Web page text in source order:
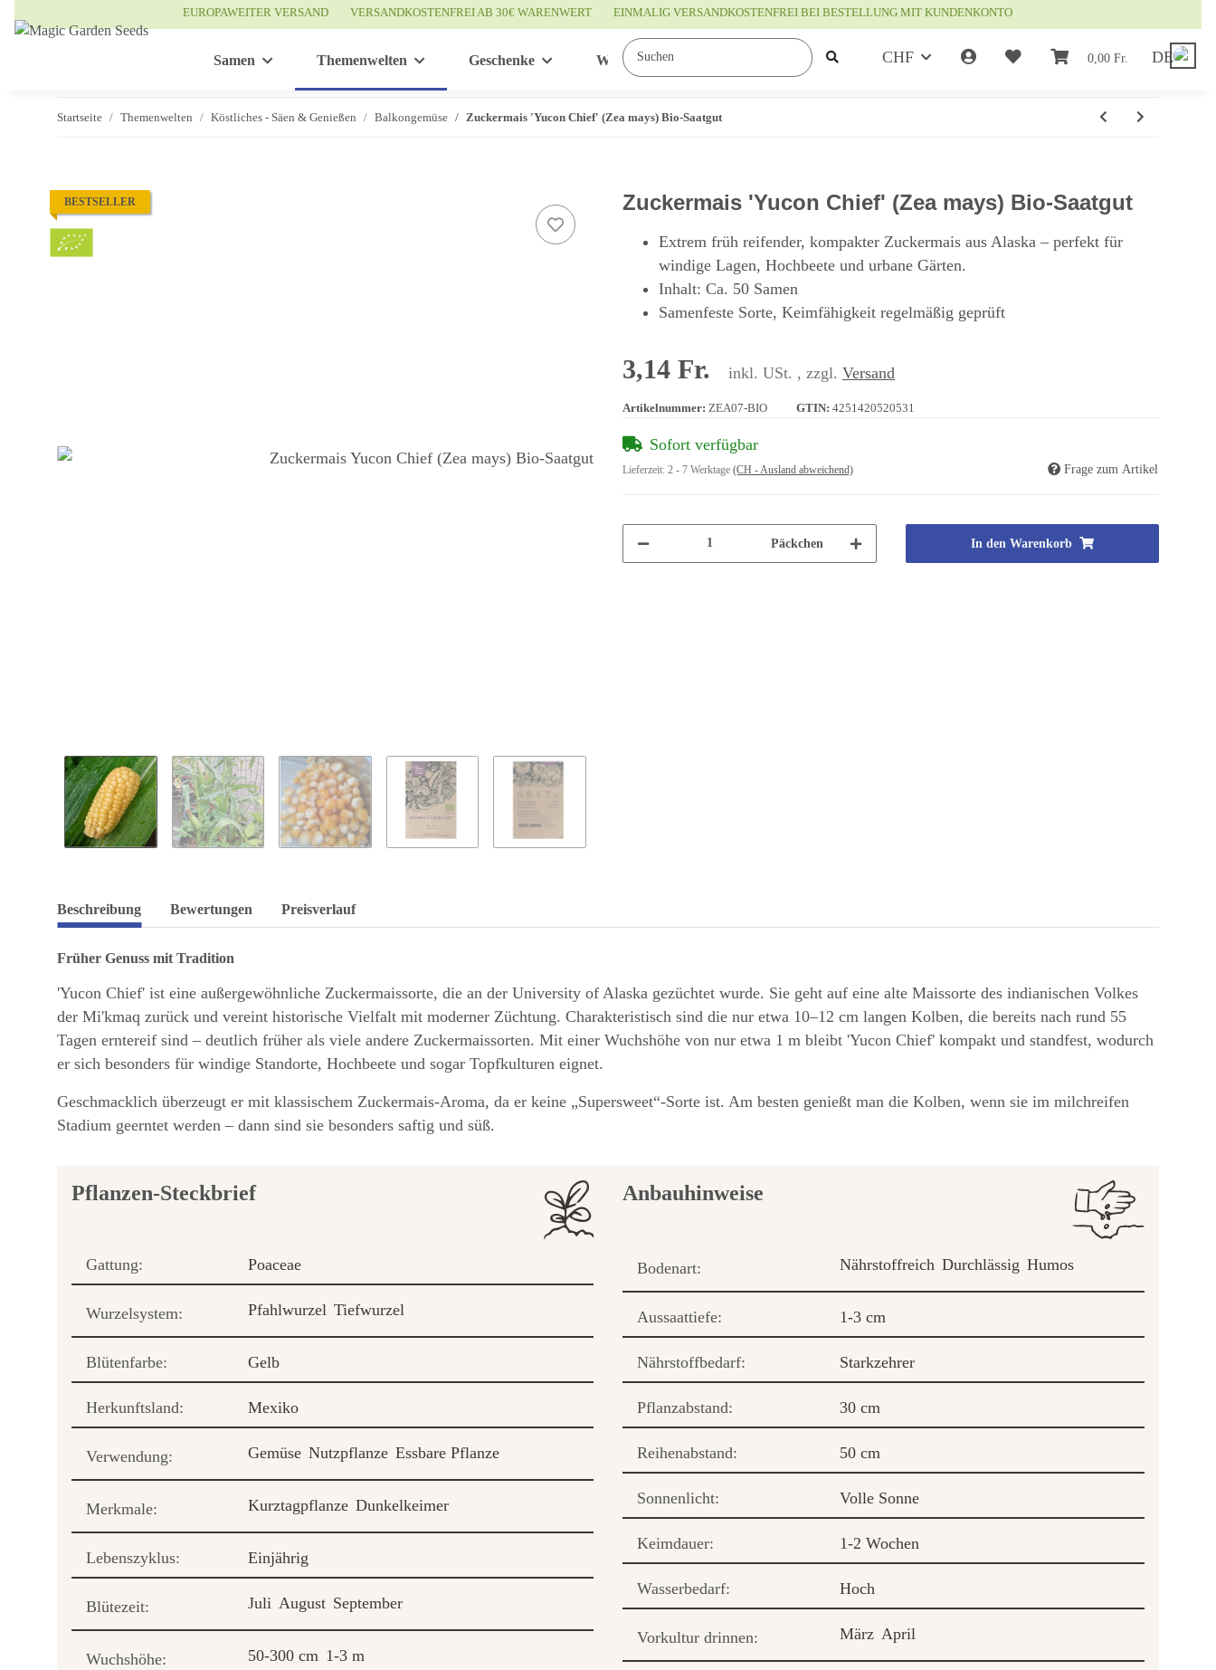
EUROPAWEITER VERSAND VERSANDKOSTENFREI AB 30€ WARENWERT EINMALIG VERSANDKOSTENFREI BEI BESTELLUNG MIT KUNDENKONTO
CHF 0,00 Fr. DE
Samen Themenwelten Geschenke Wissenswertes
Startseite Themenwelten Köstliches - Säen & Genießen Balkongemüse Zuckermais 'Yucon Chief' (Zea mays) Bio-Saatgut
BESTSELLER Zuckermais 'Yucon Chief' (Zea mays) Bio-Saatgut
Extrem früh reifender, kompakter Zuckermais aus Alaska – perfekt für
windige Lagen, Hochbeete und urbane Gärten.
Inhalt: Ca. 50 Samen
Samenfeste Sorte, Keimfähigkeit regelmäßig geprüft
3,14 Fr. inkl. USt. , zzgl. Versand
Artikelnummer: ZEA07-BIO GTIN: 4251420520531
Sofort verfügbar
Lieferzeit: 2 - 7 Werktage (CH - Ausland abweichend) Frage zum Artikel
Päckchen In den Warenkorb
Beschreibung Bewertungen Preisverlauf
Früher Genuss mit Tradition
'Yucon Chief' ist eine außergewöhnliche Zuckermaissorte, die an der University of Alaska gezüchtet wurde. Sie geht auf eine alte Maissorte des indianischen Volkes
der Mi'kmaq zurück und vereint historische Vielfalt mit moderner Züchtung. Charakteristisch sind die nur etwa 10–12 cm langen Kolben, die bereits nach rund 55
Tagen erntereif sind – deutlich früher als viele andere Zuckermaissorten. Mit einer Wuchshöhe von nur etwa 1 m bleibt 'Yucon Chief' kompakt und standfest, wodurch
er sich besonders für windige Standorte, Hochbeete und sogar Topfkulturen eignet.
Geschmacklich überzeugt er mit klassischem Zuckermais-Aroma, da er keine „Supersweet“-Sorte ist. Am besten genießt man die Kolben, wenn sie im milchreifen
Stadium geerntet werden – dann sind sie besonders saftig und süß.
Pflanzen-Steckbrief
Gattung: Poaceae
Wurzelsystem: Pfahlwurzel Tiefwurzel
Blütenfarbe: Gelb
Herkunftsland: Mexiko
Verwendung: Gemüse Nutzpflanze Essbare Pflanze
Merkmale: Kurztagpflanze Dunkelkeimer
Lebenszyklus: Einjährig
Blütezeit: Juli August September
Wuchshöhe: 50-300 cm 1-3 m
Anbauhinweise
Bodenart: Nährstoffreich Durchlässig Humos
Aussaattiefe: 1-3 cm
Nährstoffbedarf: Starkzehrer
Pflanzabstand: 30 cm
Reihenabstand: 50 cm
Sonnenlicht: Volle Sonne
Keimdauer: 1-2 Wochen
Wasserbedarf: Hoch
Vorkultur drinnen: März April